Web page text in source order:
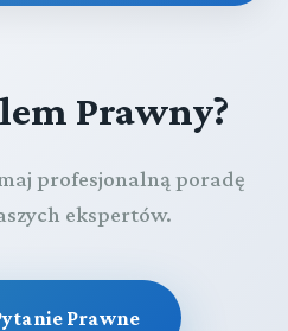
Prawny?
profesjonalną poradę
ekspertów.
Prawne